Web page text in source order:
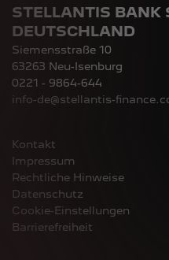
STELLANTIS BANK
DEUTSCHLAND
Siemensstraße 10
63263 Neu-Isenburg
0221 - 9864-644
info-de@stellantis-
Kontakt
Impressum
Rechtliche Hinweise
Datenschutz
Cookie-Einstellungen
Barrierefreiheit